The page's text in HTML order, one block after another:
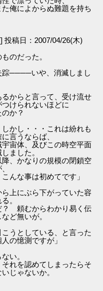
俺によからぬ難題を持ち
投稿日：2007/04/26(木)
のだった。
────いや、消滅しまし
からと言って、受け流せ
けられないほどに
か？
かし・・・これは紛れも
言うならば、
宙体、及びこの時空平面
ました。
、かなりの規模の閉鎖空
んな事は初めてです」
上にぶら下がっていた容
。
？ 頼むからわかり易く伝
ど無いが。
うとしている、と言った
の憶測ですが」
い。
れを認めてしまったらそ
じゃないか。